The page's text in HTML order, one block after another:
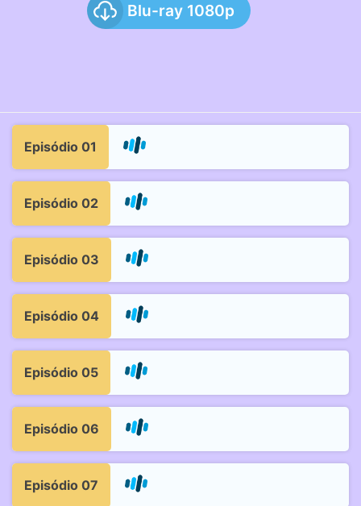
Blu-ray 1080p
Episódio 01
Episódio 02
Episódio 03
Episódio 04
Episódio 05
Episódio 06
Episódio 07